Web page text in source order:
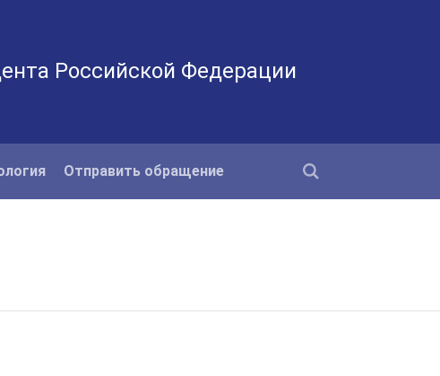
Российской Федерации
Отправить обращение